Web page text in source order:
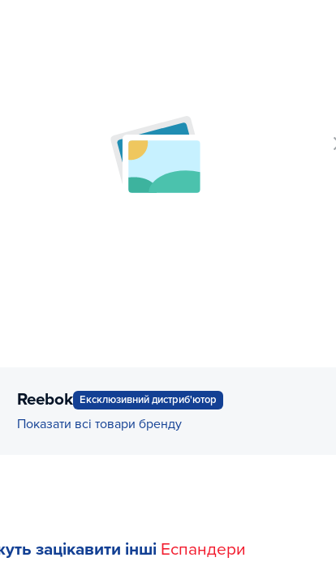
Reebok Ексклюзивний дистриб'ютор
Показати всі товари бренду
зацікавити інші Еспандери